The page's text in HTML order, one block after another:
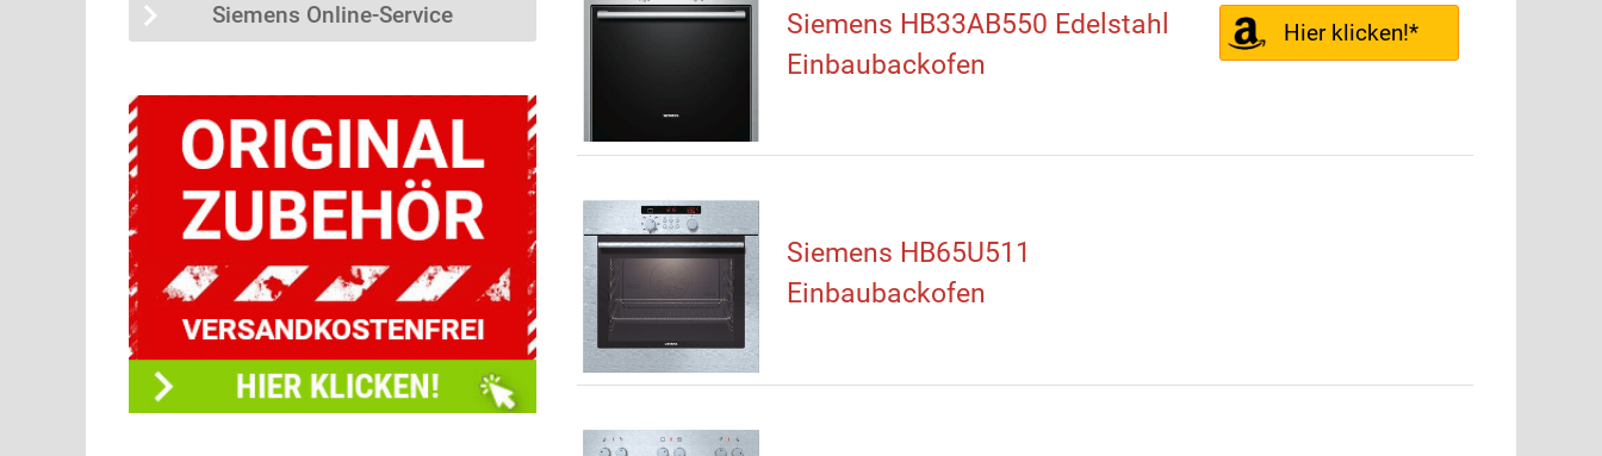
Siemens HB33AB550 Edelstahl
Einbaubackofen
Hier klicken!*
Siemens HB65U511
Einbaubackofen
Siemens Online-Service